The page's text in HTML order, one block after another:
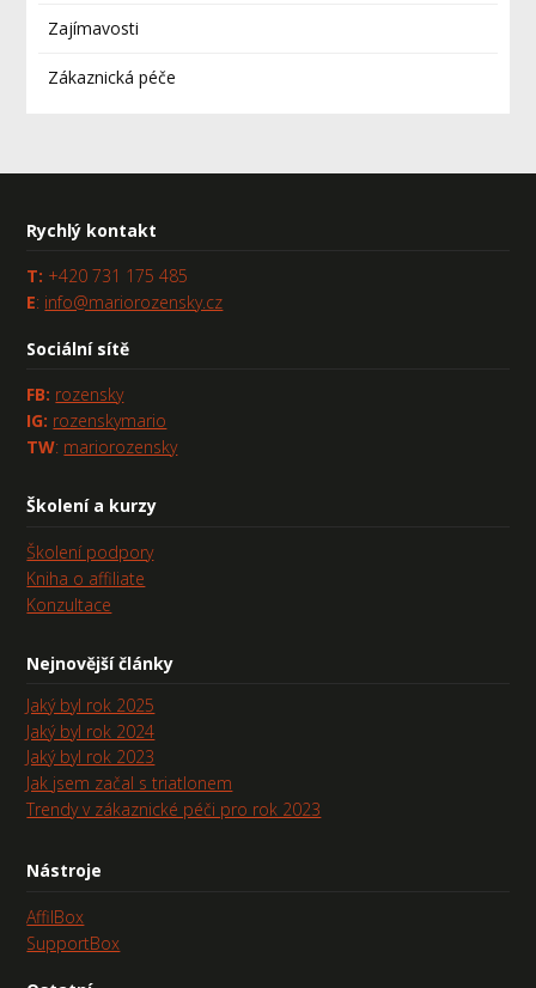
Zajímavosti
Zákaznická péče
Rychlý kontakt
T: +420 731 175 485
E: info@mariorozensky.cz
Sociální sítě
FB: rozensky
IG: rozenskymario
TW: mariorozensky
Školení a kurzy
Školení podpory
Kniha o affiliate
Konzultace
Nejnovější články
Jaký byl rok 2025
Jaký byl rok 2024
Jaký byl rok 2023
Jak jsem začal s triatlonem
Trendy v zákaznické péči pro rok 2023
Nástroje
AffilBox
SupportBox